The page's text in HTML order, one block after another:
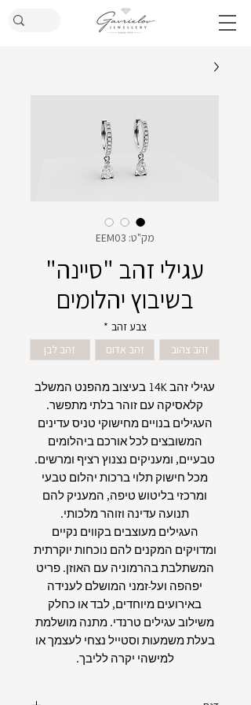
מק"ט: EEM03
עגילי זהב "סיינה"
בשיבוץ יהלומים
צבע זהב *
זהב צהוב
זהב אדום זהב לבן
עגילי זהב 14K בעיצוב מהפנט המשלב
קלאסיקה עם זוהר בלתי מתפשר.
העגילים בנויים מחישוקי טניס עדינים
המשובצים לכל אורכם ביהלומים
טבעיים, ומעניקים נצנוץ רציף ומרשים.
מכל חישוק תלוי ברכות יהלום טבעי
ומרכזי בליטוש טיפה, המעניק להם
תנועה עדינה וזוהר מלכותי.
העגילים מעוצבים בקווים נקיים
ומדויקים המקנים להם נוכחות יוקרתית
המשתלבת בהרמוניה עם האוזן. פריט
יפהפה ועל-זמני המושלם לענידה
באירועים מיוחדים, לבד או כחלק
משילוב עגילים טרנדי. מתנה מושלמת
בעלת משמעות וסטייל נצחי לעצמך או
למישהי יקרה לליבך.